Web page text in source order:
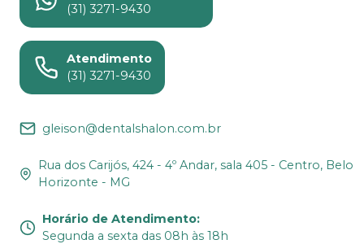
(31) 3271-9430
Atendimento
(31) 3271-9430
gleison@dentalshalon.com.br
Rua dos Carijós, 424 - 4º Andar, sala 405 - Centro, Belo
Horizonte - MG
Horário de Atendimento:
Segunda a sexta das 08h às 18h